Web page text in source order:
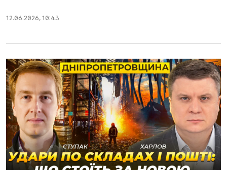
12.06.2026, 10:43